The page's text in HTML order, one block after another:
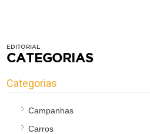
EDITORIAL
CATEGORIAS
Categorias
Campanhas
Carros